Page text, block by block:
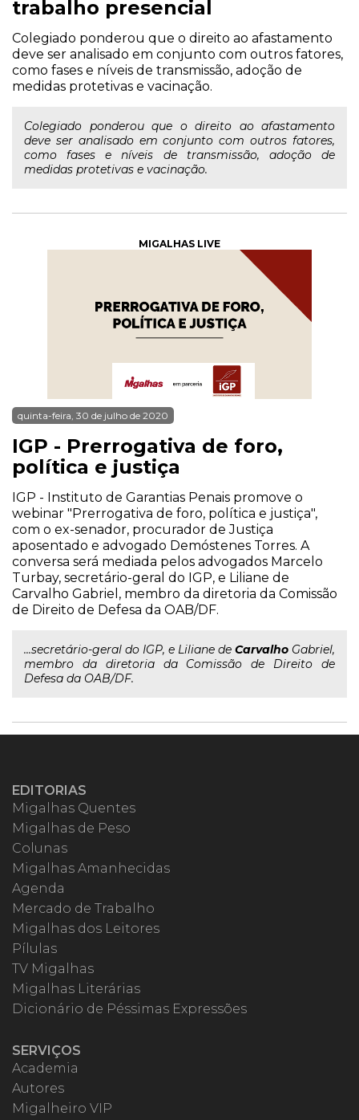
trabalho presencial
Colegiado ponderou que o direito ao afastamento
deve ser analisado em conjunto com outros fatores,
como fases e níveis de transmissão, adoção de
medidas protetivas e vacinação.
Colegiado ponderou que o direito ao afastamento
deve ser analisado em conjunto com outros fatores,
como fases e níveis de transmissão, adoção de
medidas protetivas e vacinação.
MIGALHAS LIVE
quinta-feira, 30 de julho de 2020
IGP - Prerrogativa de foro,
política e justiça
IGP - Instituto de Garantias Penais promove o
webinar "Prerrogativa de foro, política e justiça",
com o ex-senador, procurador de Justiça
aposentado e advogado Demóstenes Torres. A
conversa será mediada pelos advogados Marcelo
Turbay, secretário-geral do IGP, e Liliane de
Carvalho Gabriel, membro da diretoria da Comissão
de Direito de Defesa da OAB/DF.
...secretário-geral do IGP, e Liliane de Carvalho Gabriel,
membro da diretoria da Comissão de Direito de
Defesa da OAB/DF.
EDITORIAS
Migalhas Quentes
Migalhas de Peso
Colunas
Migalhas Amanhecidas
Agenda
Mercado de Trabalho
Migalhas dos Leitores
Pílulas
TV Migalhas
Migalhas Literárias
Dicionário de Péssimas Expressões
SERVIÇOS
Academia
Autores
Migalheiro VIP